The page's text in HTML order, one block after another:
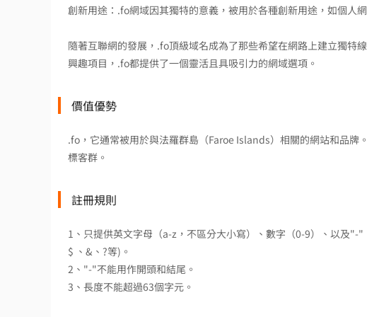
創新用途：.fo網域因其獨特的意義，被用於各種創新用途，如個人
隨著互聯網的發展，.fo頂級域名成為了那些希望在網路上建立獨特
興趣項目，.fo都提供了一個靈活且具吸引力的網域選項。
價值優勢
.fo，它通常被用於與法羅群島（Faroe Islands）相關的網站和品
標客群。
註冊規則
1、只提供英文字母（a-z，不區分大小寫）、數字（0-9）、以及"-
$ 、&、?等)。
2、"-"不能用作開頭和結尾。
3、長度不能超過63個字元。